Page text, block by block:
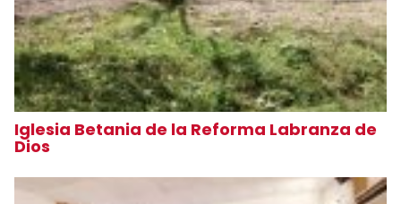
Iglesia Betania de la Reforma Labranza de
Dios